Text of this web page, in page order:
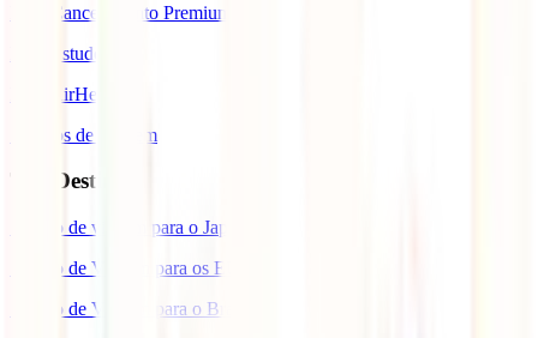
IATI Cancelamento Premium
IATI Estudos
IATI AirHelp
Seguros de Viagem
Top Destinos
Seguro de viagem para o Japão
Seguro de Viagem para os EUA
Seguro de Viagem para o Brasil